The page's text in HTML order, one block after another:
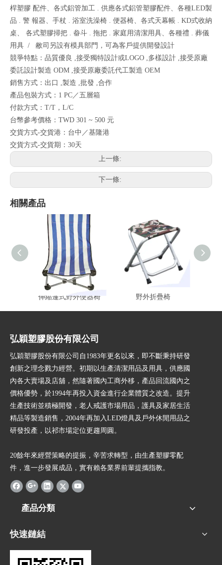
桿塑膠 配件、各式鋁管加工 . 供應各式鋁管塑膠配件、各種LED製
品 . 警 報器、手杖 . 浴室洗澡椅 . 便器椅、各式天幕帳 . KD式收納
桌、 各式塑膠掃把 . 畚斗 . 拖把 . 家庭用清潔用具、各種禮 . 葬儀
用具 / 敝司另設有模具部門，可為客戶提供開發設計
競爭特點：品質優良 ,接受獨特設計或LOGO ,多樣設計 ,接受原廠
委託設計製造 ODM ,接受原廠委託代工製造 OEM
銷售方式：出口 ,製造 ,批發 ,合作
產品包裝方式：1 PC／五層箱
付款方式：T/T，L/C
台幣參考價格：TWD 301 ~ 500 元
交貨方式-交貨港：台中／基隆港
交貨方式-交貨期：30天
上一條:
下一條:
相關產品
伸縮蓬式野外便器椅 野外折疊椅
弘穎塑膠股份有限公司
弘穎塑膠股份有限公司自1983年更名以來，即不斷秉持研發
創新之理念戮力經營。初期以生產清潔用品及用具，供應國
內各大賣場及店舖，然隨著國內工商外移，產品回流國內之
價格優勢，於1994年再投入資金進行企業體質之改造。提升
生產技術並積極開發，老人戒護市場用品，護具及家居生活
精品等製造銷售，2004年再加入LED燈具及戶外休閒用品之
研發投產，以祁市場定位更趨周圓。
20餘年來經營策略的提振，辛苦求轉型，由生產塑膠零配
件，進一步發展成品，實有賴各業界前輩提攜指教。
產品分類
快速鏈結